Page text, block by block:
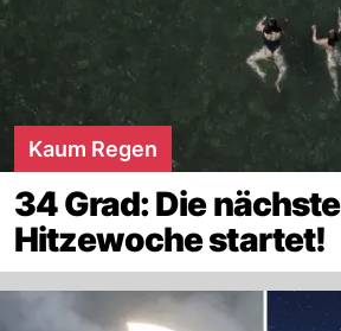
Kaum Regen
34 Grad: Die nächste
Hitzewoche startet!